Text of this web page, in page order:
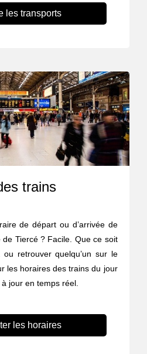
les transports
trains
de départ ou d’arrivée de
Tiercé ? Facile. Que ce soit
retrouver quelqu’un sur le
les horaires des trains du jour
jour en temps réel.
les horaires